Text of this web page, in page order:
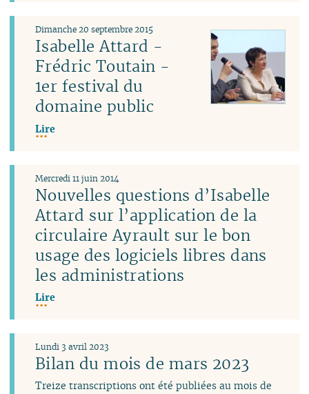
Isabelle Attard -
Frédric Toutain -
1er festival du
domaine public
Dimanche 20 septembre 2015
Lire
Nouvelles questions d’Isabelle
Attard sur l’application de la
circulaire Ayrault sur le bon
usage des logiciels libres dans
les administrations
Mercredi 11 juin 2014
Lire
Bilan du mois de mars 2023
Lundi 3 avril 2023
Treize transcriptions ont été publiées au mois de